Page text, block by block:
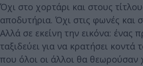
Όχι στο χορτάρι και στους
αποδυτήρια. Όχι στις φωνές και
Αλλά σε εκείνη την εικόνα: ένας
ταξιδεύει για να κρατήσει κοντά
που όλοι οι άλλοι θα